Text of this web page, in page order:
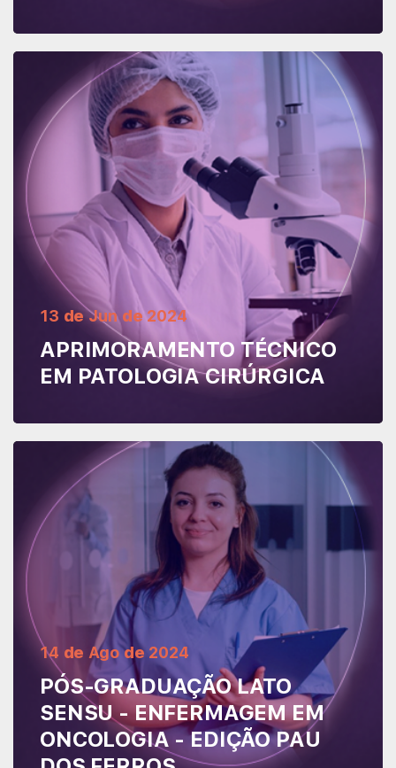
13 deJun de 2024
APRIMORAMENTO TÉCNICO
EM PATOLOGIA CIRÚRGICA
14 de Agode 2024
PÓS-GRADUAÇÃO LATO
SENSU - ENFERMAGEM EM
ONCOLOGIA - EDIÇÃO PAU